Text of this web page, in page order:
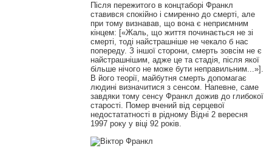
Після пережитого в концтаборі Франкл
ставився спокійно і смиренно до смерті, але
при тому визнавав, що вона є неприємним
кінцем: [«Жаль, що життя починається не зі
смерті, тоді найстрашніше не чекало б нас
попереду. З іншої сторони, смерть зовсім не є
найстрашнішим, адже це та стадія, після якої
більше нічого не може бути неправильним...»].
В його теорії, майбутня смерть допомагає
людині визначитися з сенсом. Напевне, саме
завдяки тому сенсу Франкл дожив до глибокої
старості. Помер вчений від серцевої
недостататності в рідному Відні 2 вересня
1997 року у віці 92 років.